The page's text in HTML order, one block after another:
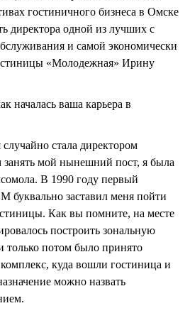
гостиничного бизнеса в Омске
директора одной из лучших с
и самой экономически
«Молодежная» Ирину
началась ваша карьера в
стала директором
мой нынешний пост, я была
В 1990 году первый
буквально заставил меня пойти
Как вы помните, на месте
построить зональную
только потом было принято
куда вошли гостиница и
можно назвать